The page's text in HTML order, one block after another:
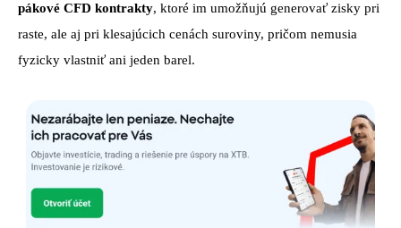
pákové CFD kontrakty, ktoré im umožňujú generovať zisky pri
raste, ale aj pri klesajúcich cenách suroviny, pričom nemusia
fyzicky vlastniť ani jeden barel.